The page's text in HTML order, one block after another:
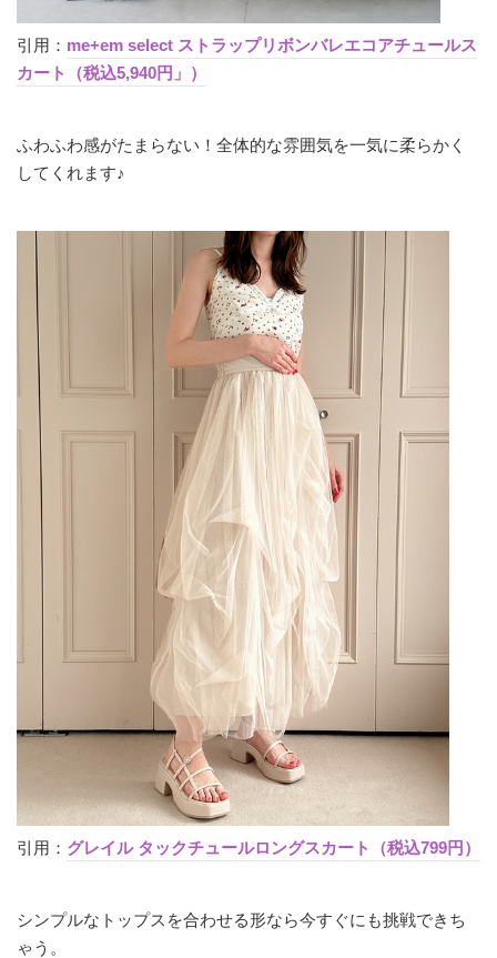
引用： me+em select ストラップリボンバレエコアチュールス
カート（税込5,940円」）
ふわふわ感がたまらない！全体的な雰囲気を一気に柔らかく
してくれます♪
引用： グレイル タックチュールロングスカート（税込799円）
シンプルなトップスを合わせる形なら今すぐにも挑戦できち
ゃう。